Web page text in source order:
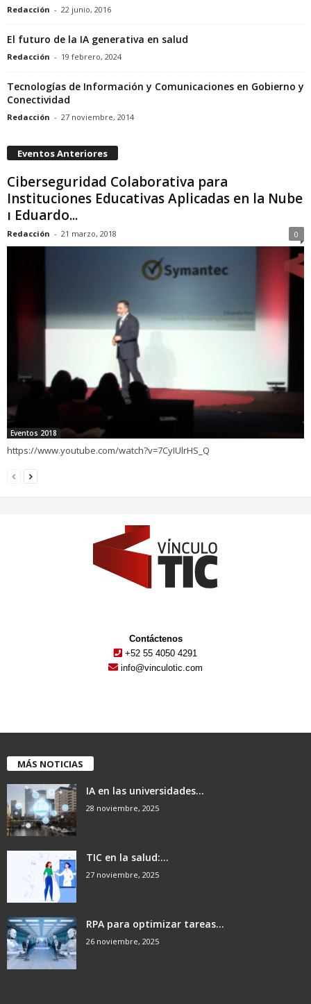
Redacción - 22 junio, 2016
El futuro de la IA generativa en salud
Redacción - 19 febrero, 2024
Tecnologías de Información y Comunicaciones en Gobierno y
Conectividad
Redacción - 27 noviembre, 2014
Eventos Anteriores
Ciberseguridad Colaborativa para
Instituciones Educativas Aplicadas en la Nube
ı Eduardo...
Redacción - 21 marzo, 2018 0
Eventos 2018
https://www.youtube.com/watch?v=7CyIUlrHS_Q
Contáctenos
+52 55 4050 4291
info@vinculotic.com
MÁS NOTICIAS
IA en las universidades...
28 noviembre, 2025
TIC en la salud:...
27 noviembre, 2025
RPA para optimizar tareas...
26 noviembre, 2025